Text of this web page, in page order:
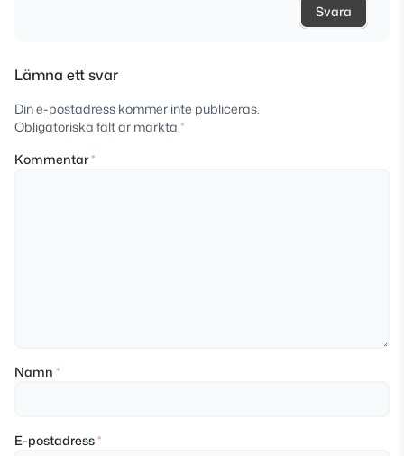
Svara
Lämna ett svar
Din e-postadress kommer inte publiceras.
Obligatoriska fält är märkta *
Kommentar*
Namn *
E-postadress*